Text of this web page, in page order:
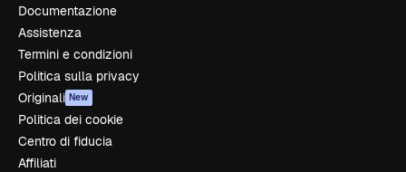
Documentazione
Assistenza
Termini e condizioni
Politica sulla privacy
Originali New
Politica dei cookie
Centro di fiducia
Affiliati